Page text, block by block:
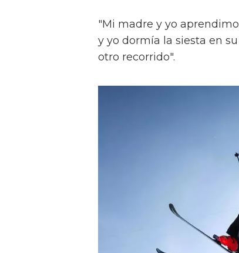
"Mi madre y yo
y yo dormía la siesta en
otro recorrido".